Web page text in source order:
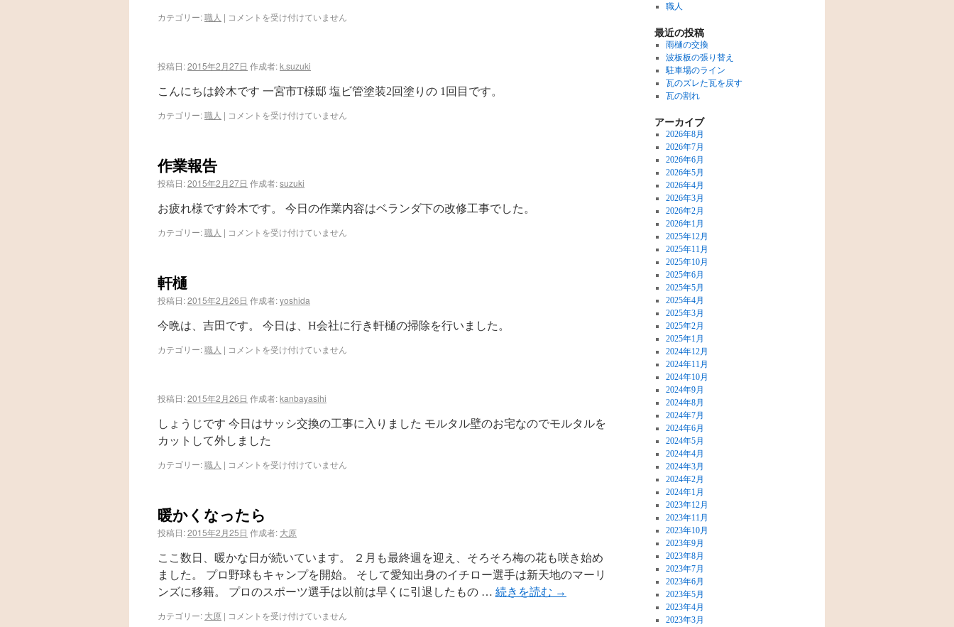
カテゴリー:職人 | コメントを受け付けていません
投稿日:2015年2月27日 作成者:k.suzuki
こんにちは鈴木です 一宮市T様邸 塩ビ管塗装2回塗りの 1回目です。
カテゴリー:職人 | コメントを受け付けていません
作業報告
投稿日:2015年2月27日 作成者:suzuki
お疲れ様です鈴木です。 今日の作業内容はベランダ下の改修工事でした。
カテゴリー:職人 | コメントを受け付けていません
軒樋
投稿日:2015年2月26日 作成者:yoshida
今晩は、吉田です。 今日は、H会社に行き軒樋の掃除を行いました。
カテゴリー:職人 | コメントを受け付けていません
投稿日:2015年2月26日 作成者:kanbayasihi
しょうじです 今日はサッシ交換の工事に入りました モルタル壁のお宅なのでモルタルを
カットして外しました
カテゴリー:職人 | コメントを受け付けていません
暖かくなったら
投稿日:2015年2月25日 作成者: 大原
ここ数日、暖かな日が続いています。 ２月も最終週を迎え、そろそろ梅の花も咲き始め
ました。 プロ野球もキャンプを開始。 そして愛知出身のイチロー選手は新天地のマーリ
ンズに移籍。 プロのスポーツ選手は以前は早くに引退したもの … 続きを読む →
カテゴリー: 大原 | コメントを受け付けていません
職人
最近の投稿
雨樋の交換
波板板の張り替え
駐車場のライン
瓦のズレた瓦を戻す
瓦の割れ
アーカイブ
2026年8月
2026年7月
2026年6月
2026年5月
2026年4月
2026年3月
2026年2月
2026年1月
2025年12月
2025年11月
2025年10月
2025年6月
2025年5月
2025年4月
2025年3月
2025年2月
2025年1月
2024年12月
2024年11月
2024年10月
2024年9月
2024年8月
2024年7月
2024年6月
2024年5月
2024年4月
2024年3月
2024年2月
2024年1月
2023年12月
2023年11月
2023年10月
2023年9月
2023年8月
2023年7月
2023年6月
2023年5月
2023年4月
2023年3月